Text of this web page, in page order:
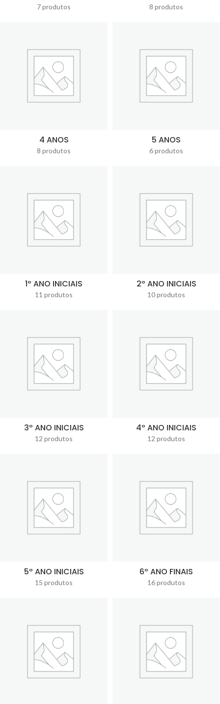
7 produtos 8 produtos
4 ANOS
8 produtos
5 ANOS
6 produtos
1º ANO INICIAIS
11 produtos
2º ANO INICIAIS
10 produtos
3º ANO INICIAIS
12 produtos
4º ANO INICIAIS
12 produtos
5º ANO INICIAIS
15 produtos
6º ANO FINAIS
16 produtos